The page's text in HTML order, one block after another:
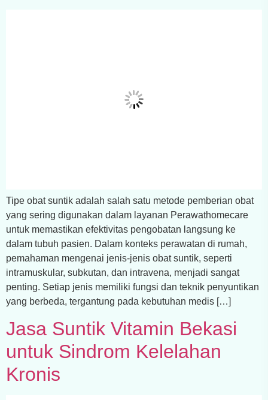
Tipe obat suntik adalah salah satu metode pemberian obat
yang sering digunakan dalam layanan Perawathomecare
untuk memastikan efektivitas pengobatan langsung ke
dalam tubuh pasien. Dalam konteks perawatan di rumah,
pemahaman mengenai jenis-jenis obat suntik, seperti
intramuskular, subkutan, dan intravena, menjadi sangat
penting. Setiap jenis memiliki fungsi dan teknik penyuntikan
yang berbeda, tergantung pada kebutuhan medis […]
Jasa Suntik Vitamin Bekasi
untuk Sindrom Kelelahan
Kronis